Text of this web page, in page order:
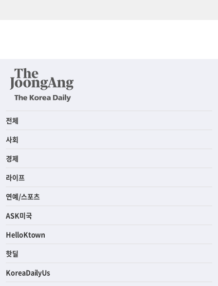
전체
사회
경제
라이프
연예/스포츠
ASK미국
HelloKtown
핫딜
KoreaDailyUs